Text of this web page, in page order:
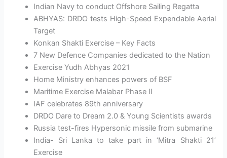
Indian Navy to conduct Offshore Sailing Regatta
ABHYAS: DRDO tests High-Speed Expendable Aerial
Target
Konkan Shakti Exercise – Key Facts
7 New Defence Companies dedicated to the Nation
Exercise Yudh Abhyas 2021
Home Ministry enhances powers of BSF
Maritime Exercise Malabar Phase II
IAF celebrates 89th anniversary
DRDO Dare to Dream 2.0 & Young Scientists awards
Russia test-fires Hypersonic missile from submarine
India- Sri Lanka to take part in ‘Mitra Shakti 21’
Exercise